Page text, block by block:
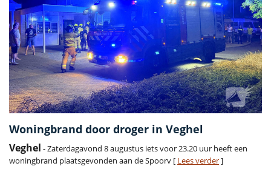
Woningbrand door droger in Veghel
Veghel - Zaterdagavond 8 augustus iets voor 23.20 uur heeft een
woningbrand plaatsgevonden aan de Spoorv [ Lees verder]